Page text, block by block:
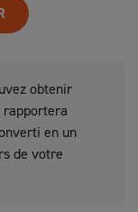
obtenir
en un
de votre